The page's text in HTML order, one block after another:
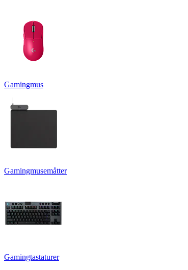
Gamingmus
Gamingmusemåtter
Gamingtastaturer